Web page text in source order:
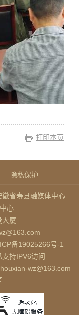
打印本页
隐私保护
徽省寿县融媒体中心
心
大厦
备19025266号-1
支持IPV6访问
wz@163.com